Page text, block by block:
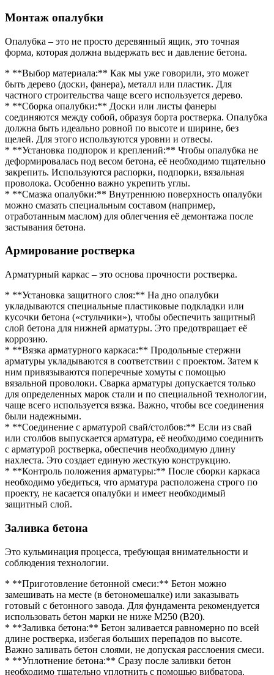
Монтаж опалубки
Опалубка – это не просто деревянный ящик, это точная
форма, которая должна выдержать вес и давление бетона.
* **Выбор материала:** Как мы уже говорили, это может
быть дерево (доски, фанера), металл или пластик. Для
частного строительства чаще всего используется дерево.
* **Сборка опалубки:** Доски или листы фанеры
соединяются между собой, образуя борта ростверка. Опалубка
должна быть идеально ровной по высоте и ширине, без
щелей. Для этого используются уровни и отвесы.
* **Установка подпорок и креплений:** Чтобы опалубка не
деформировалась под весом бетона, её необходимо тщательно
закрепить. Используются распорки, подпорки, вязальная
проволока. Особенно важно укрепить углы.
* **Смазка опалубки:** Внутреннюю поверхность опалубки
можно смазать специальным составом (например,
отработанным маслом) для облегчения её демонтажа после
застывания бетона.
Армирование ростверка
Арматурный каркас – это основа прочности ростверка.
* **Установка защитного слоя:** На дно опалубки
укладываются специальные пластиковые подкладки или
кусочки бетона («стульчики»), чтобы обеспечить защитный
слой бетона для нижней арматуры. Это предотвращает её
коррозию.
* **Вязка арматурного каркаса:** Продольные стержни
арматуры укладываются в соответствии с проектом. Затем к
ним привязываются поперечные хомуты с помощью
вязальной проволоки. Сварка арматуры допускается только
для определенных марок стали и по специальной технологии,
чаще всего используется вязка. Важно, чтобы все соединения
были надежными.
* **Соединение с арматурой свай/столбов:** Если из свай
или столбов выпускается арматура, её необходимо соединить
с арматурой ростверка, обеспечив необходимую длину
нахлеста. Это создает единую жесткую конструкцию.
* **Контроль положения арматуры:** После сборки каркаса
необходимо убедиться, что арматура расположена строго по
проекту, не касается опалубки и имеет необходимый
защитный слой.
Заливка бетона
Это кульминация процесса, требующая внимательности и
соблюдения технологии.
* **Приготовление бетонной смеси:** Бетон можно
замешивать на месте (в бетономешалке) или заказывать
готовый с бетонного завода. Для фундамента рекомендуется
использовать бетон марки не ниже М250 (В20).
* **Заливка бетона:** Бетон заливается равномерно по всей
длине ростверка, избегая больших перепадов по высоте.
Важно заливать бетон слоями, не допуская расслоения смеси.
* **Уплотнение бетона:** Сразу после заливки бетон
необходимо тщательно уплотнить с помощью вибратора.